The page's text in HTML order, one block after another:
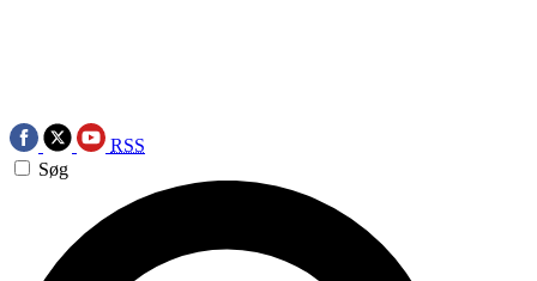
RSS
Søg